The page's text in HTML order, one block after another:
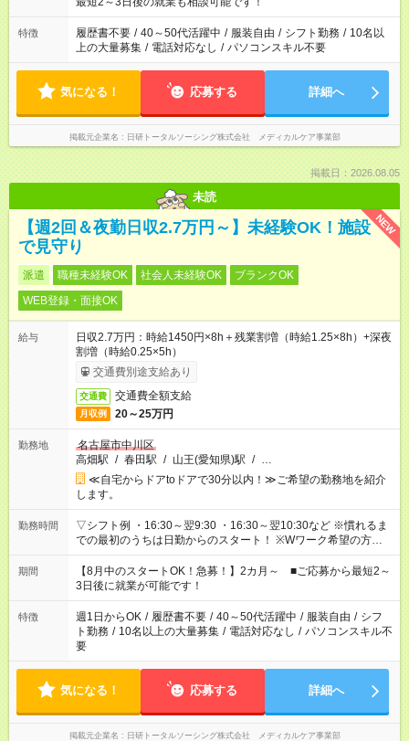
間と、もう1つのお仕事の勤務時間。 合計で週40時間を超える
場合は応募できません。
特徴 履歴書不要 / 40～50代活躍中 / 服装自由 / シフト勤務 / 10名以
上の大量募集 / 電話対応なし / パソコンスキル不要
気になる！ 応募する 詳細へ
掲載元企業名 日研トータルソーシング株式会社 メディカルケア事業部
掲載日：2026.08.05
未読
NEW
【週2回＆夜勤日収2.7万円～】未経験OK！施設
で見守り
派遣 職種未経験OK 社会人未経験OK
ブランクOK
WEB登録・面接OK
給与
日収2.7万円：時給1450円×8h＋残業割増（時給1.25×8h）+深夜
割増（時給0.25×5h）
交通費別途支給あり
交通費 交通費全額支給
月収例 20～25万円
勤務地
名古屋市中川区
高畑駅 / 春田駅 / 山王(愛知県)駅 / …
≪自宅からドアtoドアで30分以内！≫ご希望の勤務地を紹介
します。
勤務時間
▽シフト例 ・16:30～翌9:30 ・16:30～翌10:30など ※慣れるま
での最初のうちは日勤からのスタート！ ※Wワーク希望の方へ
今ご覧のお仕事で希望する勤務時間と、もう1つのお仕事の勤務
時間。 合計で週40時間を超える場合は応募できません。
期間
【8月中のスタートOK！急募！】2カ月～ ■ご応募から最短2～
3日後に就業が可能です！
特徴 週1日からOK / 履歴書不要 / 40～50代活躍中 / 服装自由 / シフ
ト勤務 / 10名以上の大量募集 / 電話対応なし / パソコンスキル不
要
気になる！ 応募する 詳細へ
掲載元企業名 日研トータルソーシング株式会社 メディカルケア事業部